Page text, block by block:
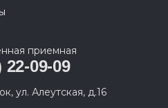
приемная
22-09-09
ул. Алеутская, д.16